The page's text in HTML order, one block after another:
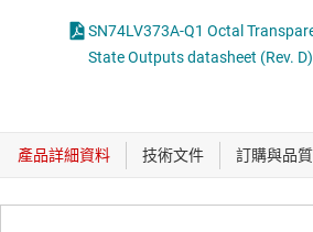
SN74LV373A-Q1 Octal Transparent D-Type Latch With 3-
State Outputs datasheet (Rev. D)